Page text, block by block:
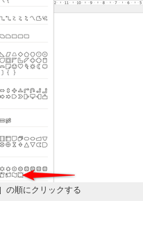
の順にクリックする